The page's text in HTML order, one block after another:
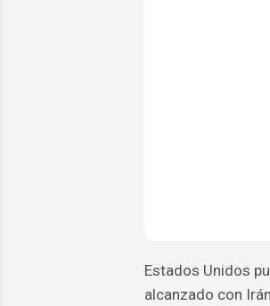
Estados Unidos
alcanzado con